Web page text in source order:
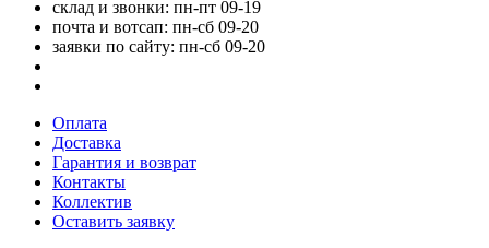
склад и звонки: пн-пт 09-19
почта и вотсап: пн-сб 09-20
заявки по сайту: пн-сб 09-20
Оплата
Доставка
Гарантия и возврат
Контакты
Коллектив
Оставить заявку